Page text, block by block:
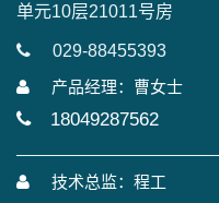
单元10层21011号房
029-88455393
产品经理：曹女士
18049287562
技术总监：程工